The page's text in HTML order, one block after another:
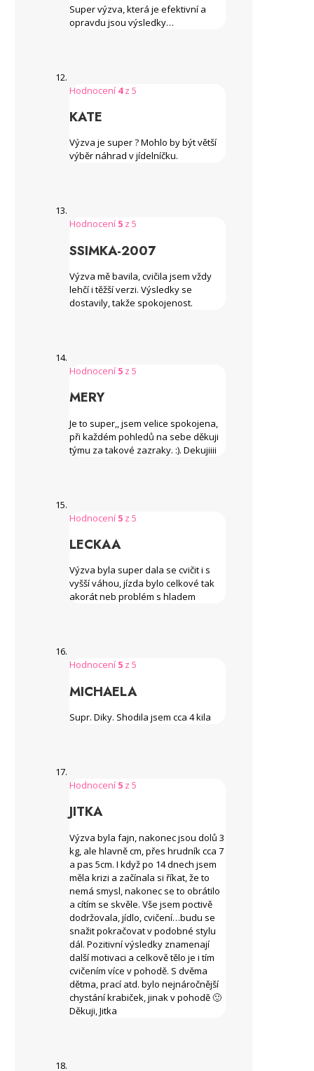
Super výzva, která je efektivní a
opravdu jsou výsledky…
Hodnocení 4z 5
KATE
Výzva je super ? Mohlo by být větší
výběr náhrad v jídelníčku.
Hodnocení 5 z 5
SSIMKA-2007
Výzva mě bavila, cvičila jsem vždy
lehčí i těžší verzi. Výsledky se
dostavily, takže spokojenost.
Hodnocení 5 z 5
MERY
Je to super,, jsem velice spokojena,
při každém pohledů na sebe děkuji
týmu za takové zazraky. :). Dekujiiii
Hodnocení 5 z 5
LECKAA
Výzva byla super dala se cvičit i s
vyšší váhou, jízda bylo celkové tak
akorát neb problém s hladem
Hodnocení 5 z 5
MICHAELA
Supr. Diky. Shodila jsem cca 4 kila
Hodnocení 5 z 5
JITKA
Výzva byla fajn, nakonec jsou dolů 3
kg, ale hlavně cm, přes hrudník cca 7
a pas 5cm. I když po 14 dnech jsem
měla krizi a začínala si říkat, že to
nemá smysl, nakonec se to obrátilo
a cítím se skvěle. Vše jsem poctivě
dodržovala, jídlo, cvičení…budu se
snažit pokračovat v podobné stylu
dál. Pozitivní výsledky znamenají
další motivaci a celkově tělo je i tím
cvičením více v pohodě. S dvěma
dětma, prací atd. bylo nejnáročnější
chystání krabiček, jinak v pohodě 🙂
Děkuji, Jitka